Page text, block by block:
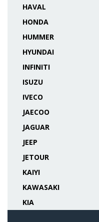
HAVAL
HONDA
HUMMER
HYUNDAI
INFINITI
ISUZU
IVECO
JAECOO
JAGUAR
JEEP
JETOUR
KAIYI
KAWASAKI
KIA